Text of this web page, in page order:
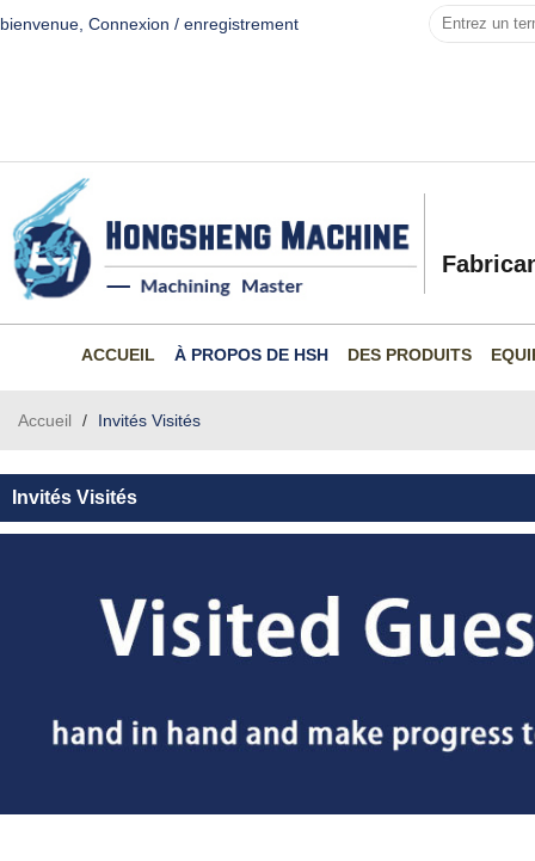
bienvenue, Connexion / enregistrement
ACCUEIL À PROPOS DE HSH DES PRODUITS
Accueil / Invités Visités
Invités Visités